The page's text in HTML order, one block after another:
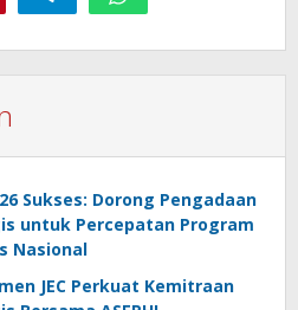
Sukses: Dorong Pengadaan
untuk Percepatan Program
Nasional
JEC Perkuat Kemitraan